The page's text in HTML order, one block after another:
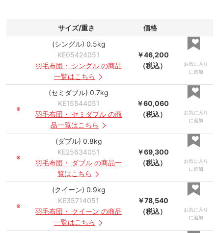
サイズ/重さ
価格
(シングル) 0.5kg
KE05424051
羽毛布団 ・ シングル の商品
一覧はこちら
￥46,200
（税込）
お気に入り
に追加
※
(セミダブル) 0.7kg
KE15544051
羽毛布団 ・ セミダブル の商
品一覧はこちら
￥60,060
（税込）
お気に入り
に追加
※
(ダブル) 0.8kg
KE25634051
羽毛布団 ・ ダブル の商品一
覧はこちら
￥69,300
（税込）
お気に入り
に追加
※
(クイーン) 0.9kg
KE35714051
羽毛布団 ・ クイーン の商品
一覧はこちら
￥78,540
（税込）
お気に入り
に追加